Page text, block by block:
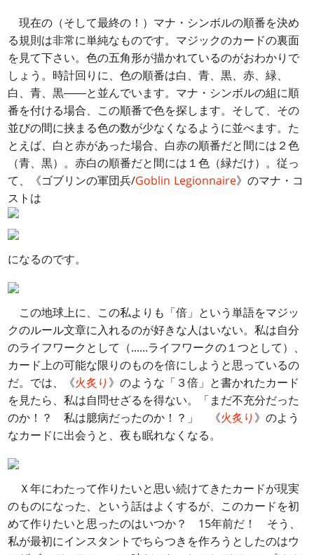
現在の（そして最終の！）マナ・シンボルの順番を決め
る規則は非常に単純なものです。マジックのカードの裏面
を見て下さい。色の五角形が描かれているのがおわかりで
しょう。時計回りに、色の順番は白、青、黒、赤、緑、
白、青、黒――と並んでいます。マナ・シンボルの組に順
番を付ける場合、この順番で色を探します。そして、その
並びの間に挟まる色の数が少なくなるように並べます。た
とえば、白と赤があった場合、白赤の順番だと間には２色
（青、黒）。赤白の順番だと間には１色（緑だけ）。従っ
て、《ゴブリンの軍団兵/Goblin Legionnaire》のマナ・コ
ストは
になるのです。
この地球上に、この私よりも「倍」という単語をマジッ
クのルール文章に入れるのが好きな人はいない。私は自分
のライフワークとして（......ライフワークの１つとして）、
カード上の可能な限りのものを倍にしようと思っているの
だ。では、《火炙り 》のような「３倍」と書かれたカード
を見たら、私は自問せざるを得ない。「まだ不充分だった
のか！？ 私は臆病だったのか！？」 《火炙り 》のよう
なカードに出会うと、夜も眠れなくなる。
Ｘ年にわたって作りたいと思い続けてきたカードが現実
のものになった、という話はよくするが、このカードを初
めて作りたいと思ったのはいつか？ 15年前だ！ そう、
私が最初にインスタントでちらつきを作ろうとしたのはウ